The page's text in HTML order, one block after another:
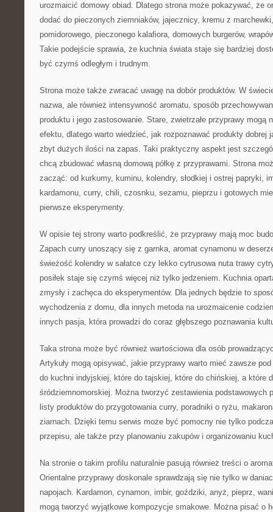
urozmaicić domowy obiad. Dlatego strona może pokazywać, że
dodać do pieczonych ziemniaków, jajecznicy, kremu z
pomidorowego, pieczonego kalafiora, domowych burgerów,
Takie podejście sprawia, że kuchnia świata staje się bardziej
być czymś odległym i trudnym.
Strona może także zwracać uwagę na dobór produktów. W
nazwa, ale również intensywność aromatu, sposób
produktu i jego zastosowanie. Stare, zwietrzałe przyprawy mogą
efektu, dlatego warto wiedzieć, jak rozpoznawać produkty dobrej
zbyt dużych ilości na zapas. Taki praktyczny aspekt jest
chcą zbudować własną domową półkę z przyprawami. Strona
zacząć: od kurkumy, kuminu, kolendry, słodkiej i ostrej papryki,
kardamonu, curry, chili, czosnku, sezamu, pieprzu i gotowych
pierwsze eksperymenty.
W opisie tej strony warto podkreślić, że przyprawy mają moc
Zapach curry unoszący się z garnka, aromat cynamonu w
świeżość kolendry w sałatce czy lekko cytrusowa nuta trawy
posiłek staje się czymś więcej niż tylko jedzeniem. Kuchnia
zmysły i zachęca do eksperymentów. Dla jednych będzie to
wychodzenia z domu, dla innych metoda na urozmaicenie
innych pasja, która prowadzi do coraz głębszego poznawania
Taka strona może być również wartościowa dla osób
Artykuły mogą opisywać, jakie przyprawy warto mieć zawsze
do kuchni indyjskiej, które do tajskiej, które do chińskiej, a które
śródziemnomorskiej. Można tworzyć zestawienia podstawowych
listy produktów do przygotowania curry, poradniki o ryżu,
ziarnach. Dzięki temu serwis może być pomocny nie tylko
przepisu, ale także przy planowaniu zakupów i organizowaniu
Na stronie o takim profilu naturalnie pasują również treści o
Orientalne przyprawy doskonale sprawdzają się nie tylko w
napojach. Kardamon, cynamon, imbir, goździki, anyż, pieprz,
mogą tworzyć wyjątkowe kompozycje smakowe. Można pisać o